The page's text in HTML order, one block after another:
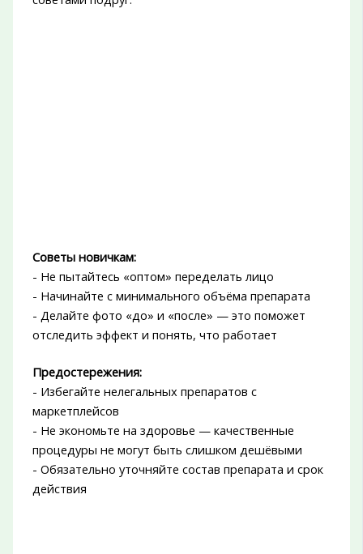
Советы новичкам:
- Не пытайтесь «оптом» переделать лицо
- Начинайте с минимального объёма препарата
- Делайте фото «до» и «после» — это поможет
отследить эффект и понять, что работает
Предостережения:
- Избегайте нелегальных препаратов с
маркетплейсов
- Не экономьте на здоровье — качественные
процедуры не могут быть слишком дешёвыми
- Обязательно уточняйте состав препарата и срок
действия